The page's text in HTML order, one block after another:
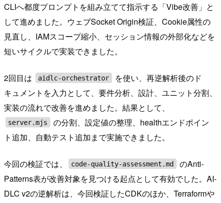
CLIへ都度プロンプトを組み立てて指示する「Vibe改善」と
して進めました。ウェブSocket Origin検証、Cookie属性の
見直し、IAMスコープ縮小、セッション情報の外部化などを
短いサイクルで実装できました。
2回目は aidlc-orchestrator
を使い、再逆解析後のド
キュメントを入力として、要件分析、設計、ユニット分割、
実装の流れで改善を進めました。結果として、
server.mjs
の分割、設定値の整理、healthエンドポイン
ト追加、自動テスト追加まで実施できました。
今回の検証では、 code-quality-assessment.md
のAnti-
Patterns表が改善対象を見つける起点として有効でした。AI-
DLC v2の逆解析は、今回検証したCDKのほか、Terraformや